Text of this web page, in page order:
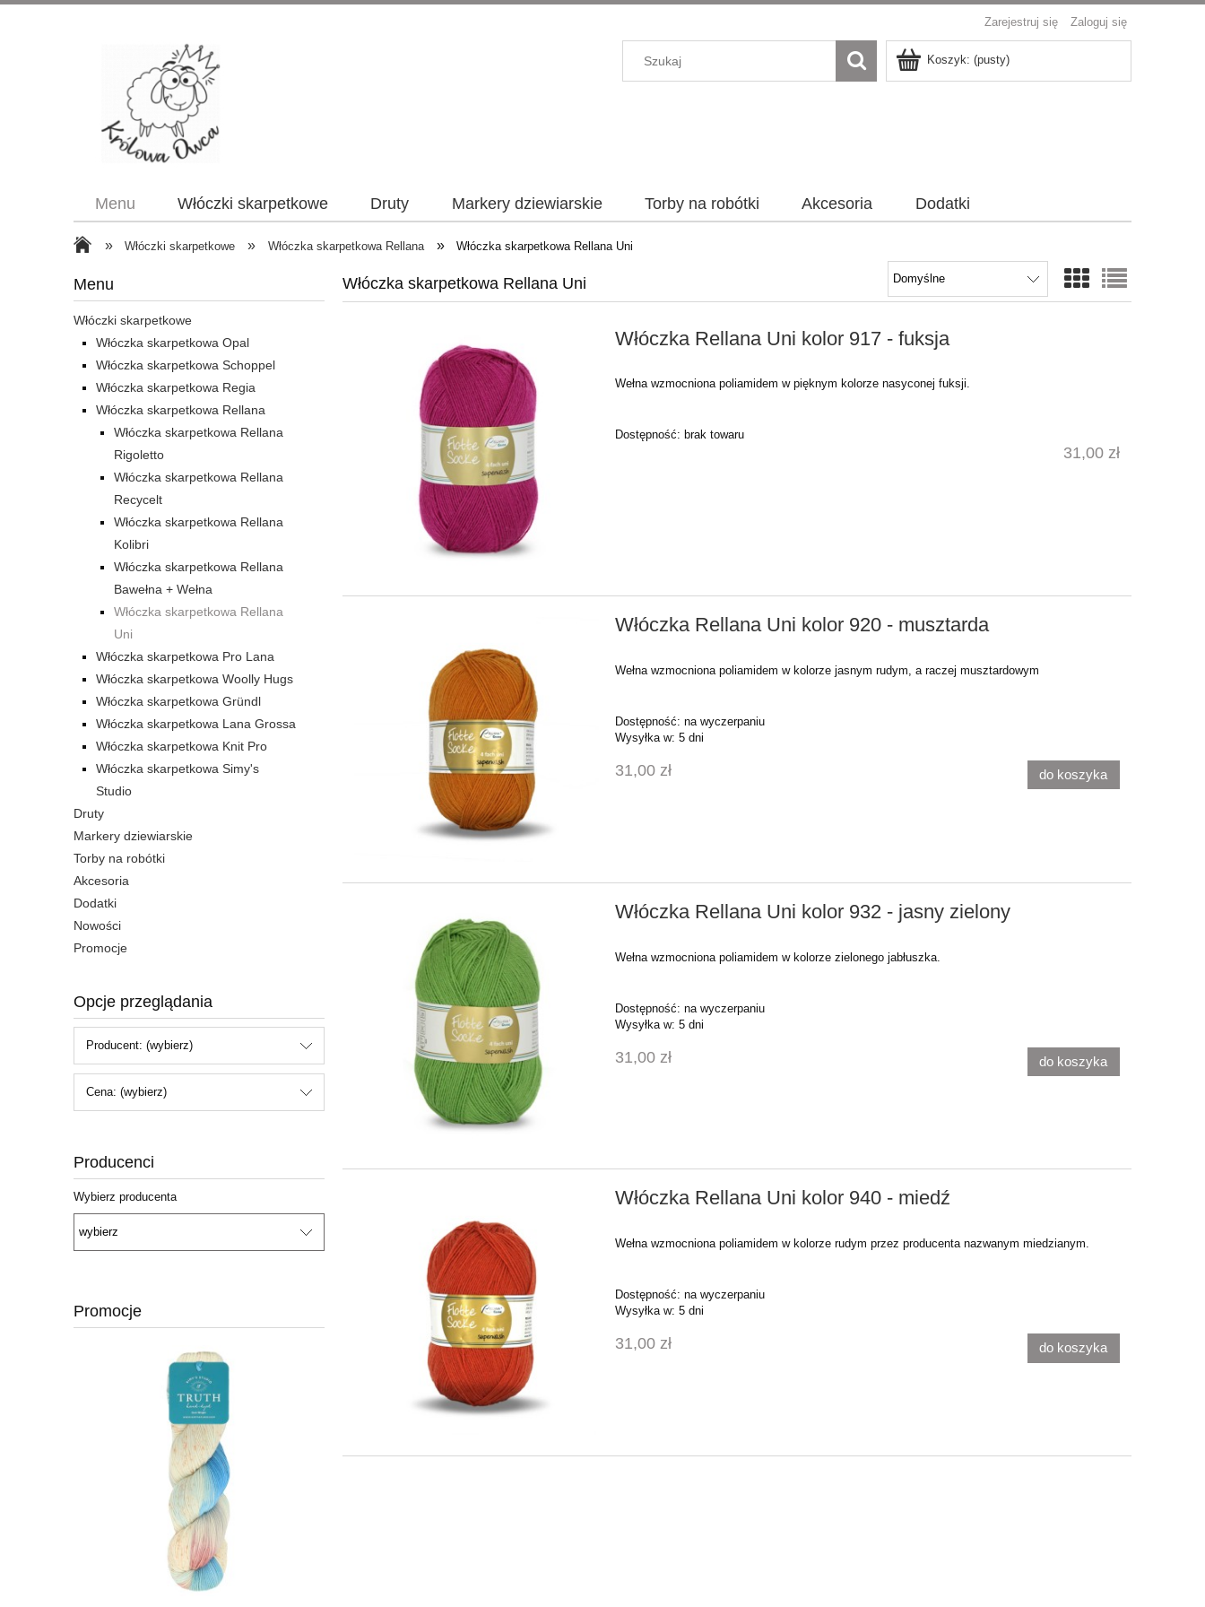
Zarejestruj się Zaloguj się
Koszyk: (pusty)
Menu Włóczki skarpetkowe Druty Markery dziewiarskie Torby na robótki Akcesoria Dodatki
» Włóczki skarpetkowe » Włóczka skarpetkowa Rellana » Włóczka skarpetkowa Rellana Uni
Menu
Włóczki skarpetkowe
Włóczka skarpetkowa Opal
Włóczka skarpetkowa Schoppel
Włóczka skarpetkowa Regia
Włóczka skarpetkowa Rellana
Włóczka skarpetkowa Rellana
Rigoletto
Włóczka skarpetkowa Rellana
Recycelt
Włóczka skarpetkowa Rellana
Kolibri
Włóczka skarpetkowa Rellana
Bawełna + Wełna
Włóczka skarpetkowa Rellana
Uni
Włóczka skarpetkowa Pro Lana
Włóczka skarpetkowa Woolly Hugs
Włóczka skarpetkowa Gründl
Włóczka skarpetkowa Lana Grossa
Włóczka skarpetkowa Knit Pro
Włóczka skarpetkowa Simy's
Studio
Druty
Markery dziewiarskie
Torby na robótki
Akcesoria
Dodatki
Nowości
Promocje
Opcje przeglądania
Producent: (wybierz)
Cena: (wybierz)
Producenci
Wybierz producenta
Promocje
Włóczka skarpetkowa Rellana Uni
Włóczka Rellana Uni kolor 917 - fuksja
Wełna wzmocniona poliamidem w pięknym kolorze nasyconej fuksji.
Dostępność: brak towaru
31,00 zł
Włóczka Rellana Uni kolor 920 - musztarda
Wełna wzmocniona poliamidem w kolorze jasnym rudym, a raczej musztardowym
Dostępność: na wyczerpaniu
Wysyłka w: 5 dni
31,00 zł do koszyka
Włóczka Rellana Uni kolor 932 - jasny zielony
Wełna wzmocniona poliamidem w kolorze zielonego jabłuszka.
Dostępność: na wyczerpaniu
Wysyłka w: 5 dni
31,00 zł do koszyka
Włóczka Rellana Uni kolor 940 - miedź
Wełna wzmocniona poliamidem w kolorze rudym przez producenta nazwanym miedzianym.
Dostępność: na wyczerpaniu
Wysyłka w: 5 dni
31,00 zł do koszyka